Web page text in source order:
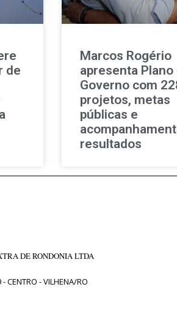
de
Marcos Rogério
apresenta Plano
Governo com
projetos, metas
públicas e
resultados
DE RONDONIA LTDA
CENTRO - VILHENA/RO